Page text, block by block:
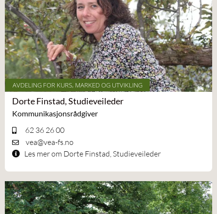
AVDELING FOR KURS, MARKED OG UTVIKLING
Dorte Finstad, Studieveileder
Kommunikasjonsrådgiver
62 36 26 00
vea@vea-fs.no
Les mer om Dorte Finstad, Studieveileder